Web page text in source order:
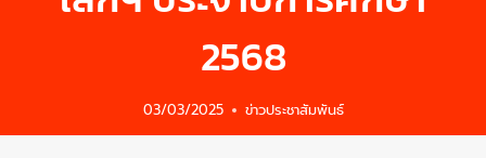
2568
03/03/2025 ข่าวประชาสัมพันธ์